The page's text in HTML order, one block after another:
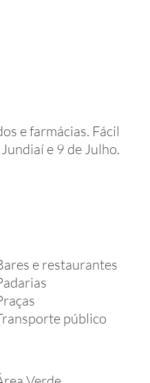
e farmácias. Fácil
e 9 de Julho.
e restaurantes
público